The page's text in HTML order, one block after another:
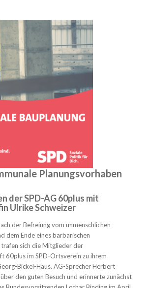
Planungsvorhaben
der SPD-AG 60plus mit
Ulrike Schweizer
der Befreiung vom unmenschlichen
dem Ende eines barbarischen
sich die Mitglieder der
60plus im SPD-Ortsverein zu ihrem
Bickel-Haus. AG-Sprecher Herbert
den guten Besuch und erinnerte zunächst